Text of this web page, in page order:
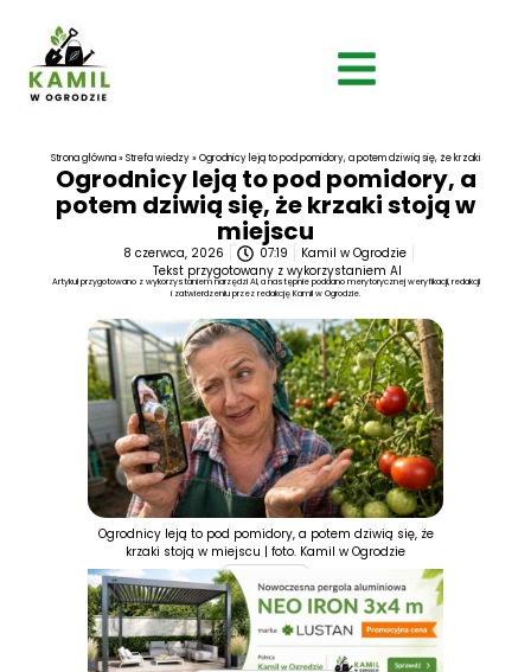
Strona główna»Strefa wiedzy»Ogrodnicy leją to pod pomidory, a potem dziwią się, że krzaki stoją w
Ogrodnicy leją to pod pomidory, a
potem dziwią się, że krzaki stoją w
miejscu
8 czerwca, 2026 07:19
Kamil w Ogrodzie
Tekst przygotowany z wykorzystaniem AI
Artykuł przygotowano z wykorzystaniem narzędzi AI, a następnie poddano merytorycznej weryfikacji, redakcji
i zatwierdzeniu przez redakcję Kamil w Ogrodzie.
Ogrodnicy leją to pod pomidory, a potem dziwią się, że
krzaki stoją w miejscu | foto. Kamil w Ogrodzie
REKLAMA